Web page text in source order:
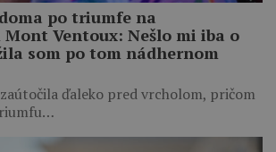
po triumfe na
Ventoux: Nešlo mi iba o
som po tom nádhernom
ďaleko pred vrcholom, pričom